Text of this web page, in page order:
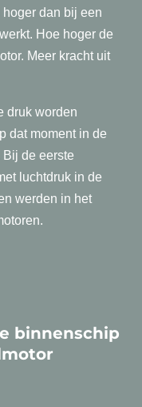
dan bij een
Hoe hoger de
Meer kracht uit
druk worden
dat moment in de
de eerste
luchtdruk in de
werden in het
binnenschip